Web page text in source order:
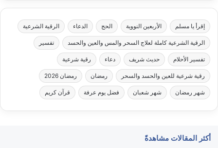
إقرأ يا مسلم الأربعين النووية الحج الدعاء الرقية الشرعية
الرقية الشرعية كاملة لعلاج السحر والمس والعين والحسد تفسير
تفسير الأحلام حديث شريف دعاء رقية شرعية
رقية شرعية للعين والحسد والسحر رمضان رمضان 2026
شهر رمضان شهر شعبان فضل يوم عرفة قرآن كريم
أكثر المقالات مشاهدةً